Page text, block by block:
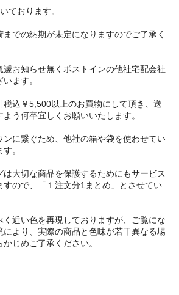
ております。
での納期が未定になりますのでご了承く
お知らせ無くポストインの他社宅配会社
ます。
込￥5,500以上のお買物にして頂き、送
う何卒宜しくお願いいたします。
に繋ぐため、他社の箱や袋を使わせてい
。
大切な商品を保護するためにもサービス
すので、「１注文分1まとめ」とさせてい
近い色を再現しておりますが、ご覧にな
により、実際の商品と色味が若干異なる場
じめご了承ください。